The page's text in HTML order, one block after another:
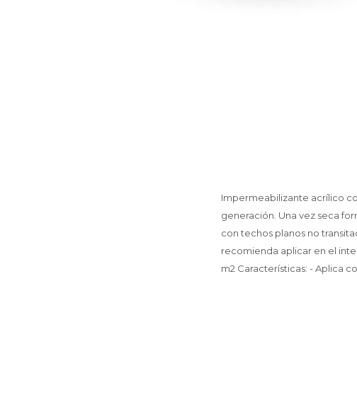
Impermeabilizante acrílico
generación. Una vez seca
con techos planos no
recomienda aplicar en el
m2 Características: - Aplica